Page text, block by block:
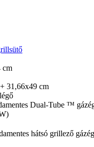
cm
31,66x49 cm
Dual-Tube ™
tes hátsó grillező